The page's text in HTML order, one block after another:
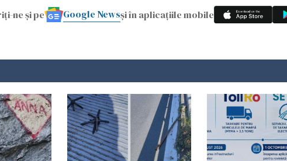
ne și pe Google Newsși în aplicațiile mobile